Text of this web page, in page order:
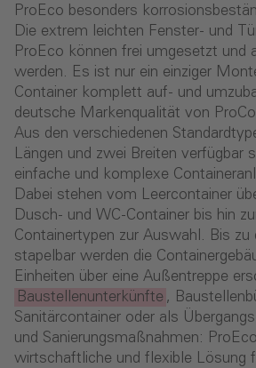
ProEco besonders
Die extrem leichten Fenster- und
ProEco können frei umgesetzt und
werden. Es ist nur ein einziger
Container komplett auf- und
deutsche Markenqualität von
Aus den verschiedenen
Längen und zwei Breiten verfügbar
einfache und komplexe
Dabei stehen vom Leercontainer
Dusch- und WC-Container bis hin
Containertypen zur Auswahl. Bis zu
stapelbar werden die
Einheiten über eine Außentreppe
Baustellenunterkünfte ,
Sanitärcontainer oder als
und Sanierungsmaßnahmen:
wirtschaftliche und flexible Lösung